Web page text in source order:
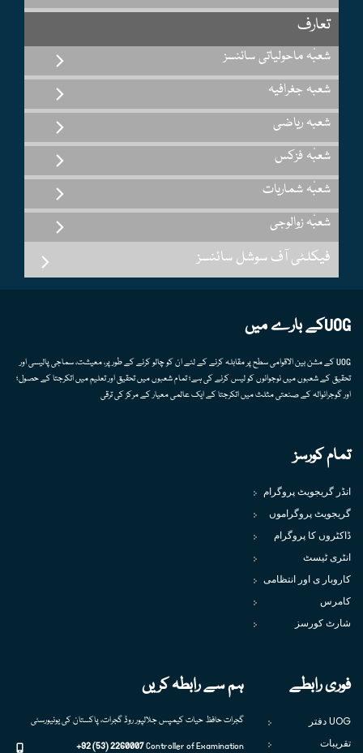
تعارف
شعبٔہ ماحولیاتی سائنسز
شعبہ جغرافیہ
شعبہ ریاضی
شعبٔہ فزکس
شعبٔہ شماریات
شعبٔہ زوالوجی
فیکلٹی آف سوشل سائنسز
UOGکے بارے میں
UOG کے مشن بین الاقوامی سطح پر مقابلہ کرنے کے لئے ان کو چالو کرنے کے طور پر، معیشت، سماجی پالیسی اور
تحقیق کے شعبوں میں نوجوانوں کو لیس کرنے کی ہے؛ تمام شعبوں میں تحقیق اور تعلیم میں اتکرجتا کے حصول؛
اور گوجرانوالہ کے صنعتی مثلث میں اتکرجتا کے ایک عالمی معیار کے مرکز کی ترقی
تمام کورسز
انڈر گریجویٹ پروگرام
گریجویٹ پروگراموں
ڈاکٹروں کا پروگرام
انٹری ٹیسٹ
کاروبار ی اور انتظامی
کامرس
شارٹ کورسز
فوری رابطے
UOG دفتر
تقریبات
ہم سے رابطہ کریں
گجرات حافظ حیات کیمپس جلالپور روڈ گجرات، پاکستان کی یونیورسٹی
Controller of Examination
+92 (53) 2260007